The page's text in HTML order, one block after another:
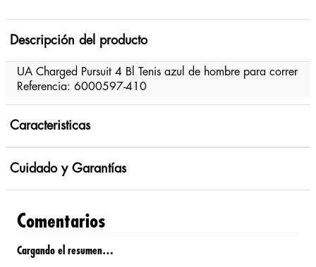
Descripción del producto
UA Charged Pursuit 4 Bl Tenis azul de hombre para correr
Referencia: 6000597-410
Caracteristicas
Cuidado y Garantías
Comentarios
Cargando el resumen…